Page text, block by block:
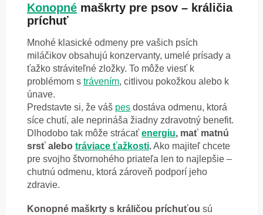
Konopné maškrty pre psov – králičia
príchuť
Mnohé klasické odmeny pre vašich psích
miláčikov obsahujú konzervanty, umelé prísady a
ťažko stráviteľné zložky. To môže viesť k
problémom s trávením, citlivou pokožkou alebo k
únave.
Predstavte si, že váš pes dostáva odmenu, ktorá
síce chutí, ale neprináša žiadny zdravotný benefit.
Dlhodobo tak môže strácať energiu, mať matnú
srsť alebo tráviace ťažkosti.Ako majiteľ chcete
pre svojho štvornohého priateľa len to najlepšie –
chutnú odmenu, ktorá zároveň podporí jeho
zdravie.
Konopné maškrty s králičou príchuťou sú